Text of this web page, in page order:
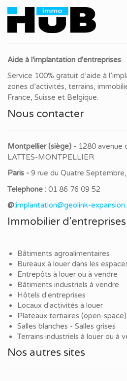
Aide à l'implantation d'entreprises
Service 100% gratuit d’aide à
zones d’activités, terrains,
France, Suisse et Belgique.
Nous contacter
Montpellier (siège) - 1280 avenue
LATTES-MONTPELLIER
Paris - 9 rue du Quatre
Telephone : 01 86 76 09 52
@:implantation@geolink-
Immobilier d'entreprises
Bâtiments agroalimentaires
Bureaux à louer dans les
Entrepôts à louer ou à vendre
Bâtiments industriels à vendre
Hôtels d'entreprises
Locaux d'activités à louer
Plateaux tertiaires (open-space)
Salles blanches - Salles grises
Terrains industriels à louer ou à
Nos autres sites